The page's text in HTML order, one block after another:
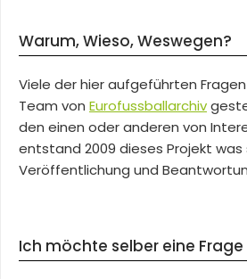
Warum, Wieso, Weswegen?
Viele der hier aufgeführten
Team von Eurofussballarchiv
den einen oder anderen von
entstand 2009 dieses Projekt
Veröffentlichung und
Ich möchte selber eine Frage